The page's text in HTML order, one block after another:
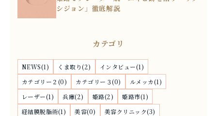
シジョン」徹底解説
カテゴリ
NEWS(1) くま取り(2)
インタビュー(1)
カテゴリー２(0)
カテゴリー３(0)
ルメッカ(1)
レーザー(1)
兵庫(2) 姫路(2)
姫路市(1)
経結膜脱脂術(1)
美容(0)
美容クリニック(3)